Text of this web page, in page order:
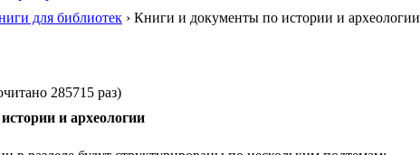
для библиотек › Книги и документы по истории и археологии
285715 раз)
и археологии